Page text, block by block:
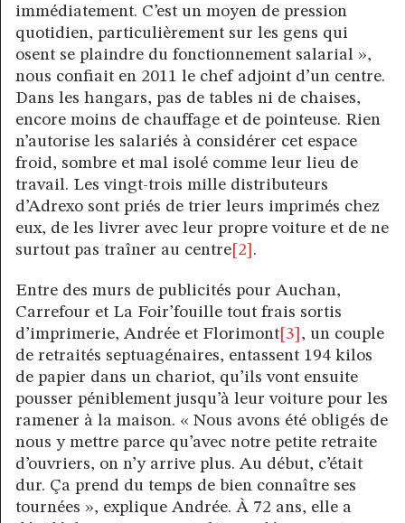
immédiatement. C’est un moyen de pression
quotidien, particulièrement sur les gens qui
osent se plaindre du fonctionnement salarial »,
nous confiait en 2011 le chef adjoint d’un centre.
Dans les hangars, pas de tables ni de chaises,
encore moins de chauffage et de pointeuse. Rien
n’autorise les salariés à considérer cet espace
froid, sombre et mal isolé comme leur lieu de
travail. Les vingt-trois mille distributeurs
d’Adrexo sont priés de trier leurs imprimés chez
eux, de les livrer avec leur propre voiture et de ne
surtout pas traîner au centre[2] .
Entre des murs de publicités pour Auchan,
Carrefour et La Foir’fouille tout frais sortis
d’imprimerie, Andrée et Florimont[3] , un couple
de retraités septuagénaires, entassent 194 kilos
de papier dans un chariot, qu’ils vont ensuite
pousser péniblement jusqu’à leur voiture pour les
ramener à la maison. « Nous avons été obligés de
nous y mettre parce qu’avec notre petite retraite
d’ouvriers, on n’y arrive plus. Au début, c’était
dur. Ça prend du temps de bien connaître ses
tournées », explique Andrée. À 72 ans, elle a